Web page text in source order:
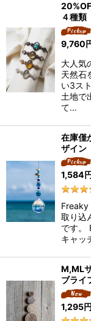
４種
9,760
大人気
天然石
い3ス
土地で
て…
在庫僅
ザイ
1,584 円
Freaky
取り込
です。
キャッ
M,ML
ブライ
1,295円